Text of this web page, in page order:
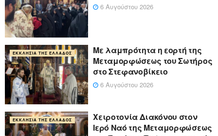
6 Αυγούστου 2026
ΕΚΚΛΗΣΊΑ ΤΗΣ ΕΛΛΆΔΟΣ
Με λαμπρότητα η εορτή της
Μεταμορφώσεως του Σωτήρος
στο Στεφανοβίκειο
6 Αυγούστου 2026
ΕΚΚΛΗΣΊΑ ΤΗΣ ΕΛΛΆΔΟΣ
Χειροτονία Διακόνου στον
Ιερό Ναό της Μεταμορφώσεως